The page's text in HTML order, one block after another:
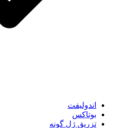
اندولیفت
بوتاکس
تزریق ژل گونه